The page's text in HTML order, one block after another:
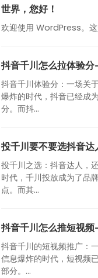
世界，您好！
欢迎使用 WordPress。
抖音千川怎么拉体验
抖音千川体验分：一场关
爆炸的时代，抖音已经成
分。而抖...
投千川要不要选抖音
投千川之选：抖音达人，
时代，千川投放成为了品
点。而其...
抖音千川怎么推短视
抖音千川的短视频推广：
信息爆炸的时代，短视频
部分。...